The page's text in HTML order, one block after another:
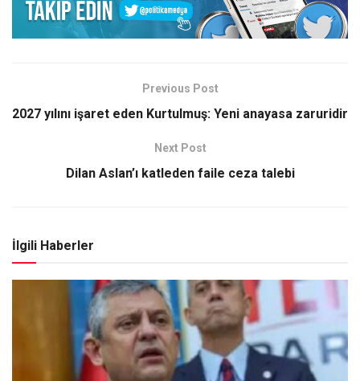
Previous Post
2027 yılını işaret eden Kurtulmuş: Yeni anayasa zaruridir
Next Post
Dilan Aslan’ı katleden faile ceza talebi
İlgili Haberler